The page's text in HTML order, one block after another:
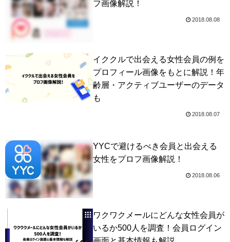
フ画像解説！
2018.08.08
イククルで出会える女性会員の例を
プロフィール画像をもとに解説！年
齢層・アクティブユーザーのデータ
も
2018.08.07
YYCで避けるべき会員と出会える
女性をプロフ画像解説！
2018.08.06
ワクワクメールにどんな女性会員が
いるか500人を調査！会員ログイン